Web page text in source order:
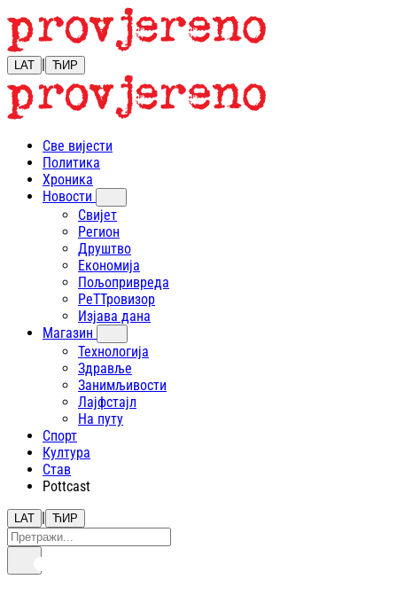
LAT | ЋИР
Све вијести
Политика
Хроника
Новости
Свијет
Регион
Друштво
Економија
Пољопривреда
РеТТровизор
Изјава дана
Магазин
Технологија
Здравље
Занимљивости
Лајфстajл
На путу
Спорт
Култура
Став
Pottcast
LAT | ЋИР